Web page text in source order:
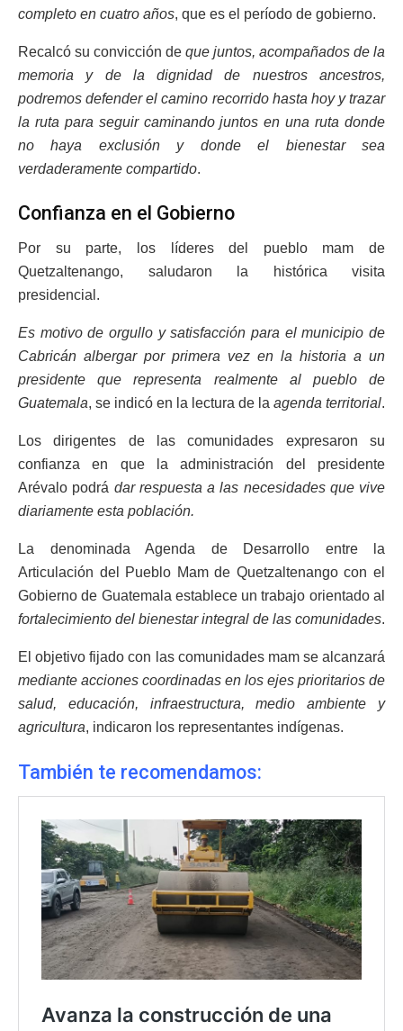
completo en cuatro años, que es el período de gobierno.
Recalcó su convicción de que juntos, acompañados de la
memoria y de la dignidad de nuestros ancestros,
podremos defender el camino recorrido hasta hoy y trazar
la ruta para seguir caminando juntos en una ruta donde
no haya exclusión y donde el bienestar sea
verdaderamente compartido.
Confianza en el Gobierno
Por su parte, los líderes del pueblo mam de
Quetzaltenango, saludaron la histórica visita
presidencial.
Es motivo de orgullo y satisfacción para el municipio de
Cabricán albergar por primera vez en la historia a un
presidente que representa realmente al pueblo de
Guatemala, se indicó en la lectura de la agenda territorial.
Los dirigentes de las comunidades expresaron su
confianza en que la administración del presidente
Arévalo podrá dar respuesta a las necesidades que vive
diariamente esta población.
La denominada Agenda de Desarrollo entre la
Articulación del Pueblo Mam de Quetzaltenango con el
Gobierno de Guatemala establece un trabajo orientado al
fortalecimiento del bienestar integral de las comunidades.
El objetivo fijado con las comunidades mam se alcanzará
mediante acciones coordinadas en los ejes prioritarios de
salud, educación, infraestructura, medio ambiente y
agricultura, indicaron los representantes indígenas.
También te recomendamos: